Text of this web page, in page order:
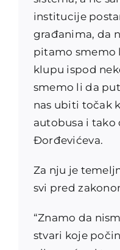
institucije
građanima, da
pitamo smemo
klupu ispod
smemo li da
nas ubiti točak
autobusa i tako
Đorđevićeva.
Za nju je
svi pred
“Znamo da
stvari koje